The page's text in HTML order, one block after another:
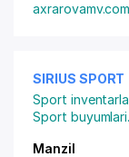
axrarovamv.com
SIRIUS SPORT
Sport
Sport buyumlari
Manzil